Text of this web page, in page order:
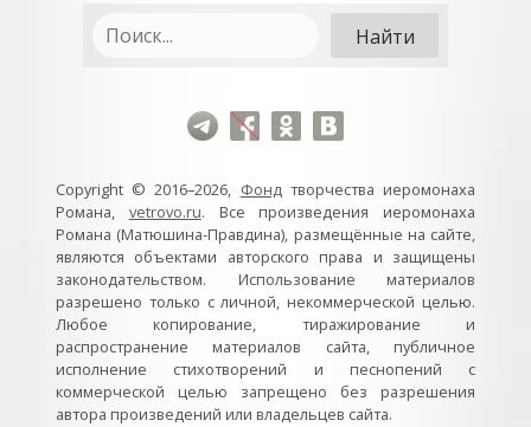
Copyright © 2016–2026, Фондтворчества иеромонаха
Романа, vetrovo.ru. Все произведения иеромонаха
Романа (Матюшина-Правдина), размещённые на сайте,
являются объектами авторского права и защищены
законодательством. Использование материалов
разрешено только с личной, некоммерческой целью.
Любое копирование, тиражирование и
распространение материалов сайта, публичное
исполнение стихотворений и песнопений с
коммерческой целью запрещено без разрешения
автора произведений или владельцев сайта.